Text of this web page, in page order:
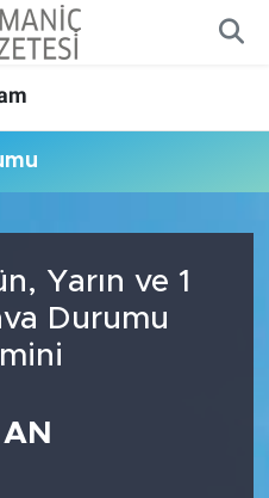
Yarın ve 1
Durumu